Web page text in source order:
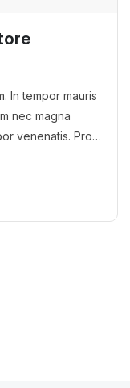
In tempor mauris
nec magna
venenatis. Proin